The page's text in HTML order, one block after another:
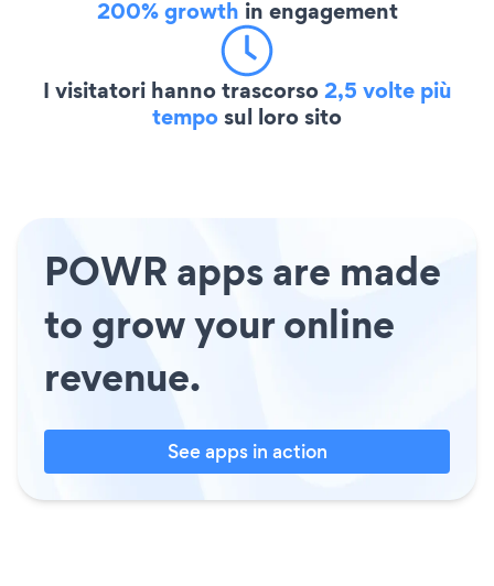
200% growth in engagement
I visitatori hanno trascorso2,5 volte più
temposul loro sito
POWR apps are made
to grow your online
revenue.
See apps in action